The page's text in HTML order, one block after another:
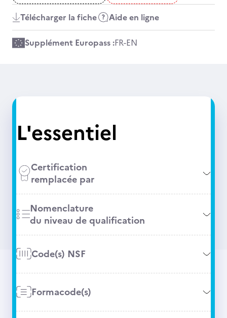
Télécharger la fiche Aide en ligne
Supplément Europass :FR-EN
L'essentiel
Certification
remplacée par
Nomenclature
du niveau de qualification
Code(s) NSF
Formacode(s)